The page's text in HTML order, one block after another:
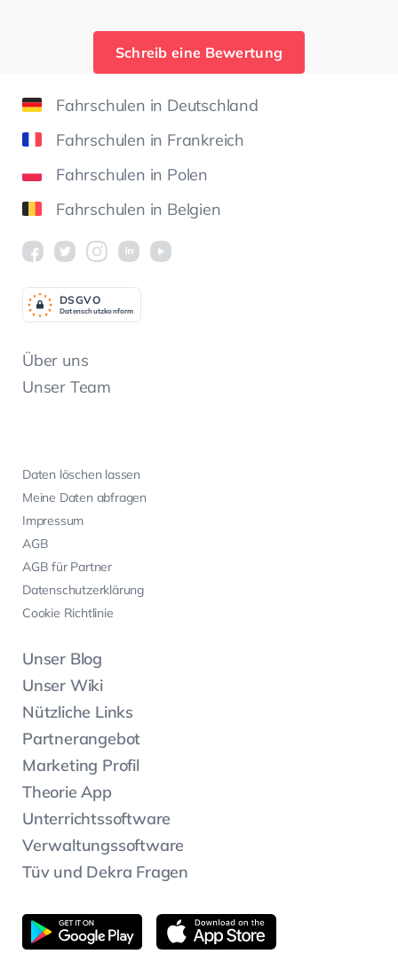
Schreib eine Bewertung
Fahrschulen in Deutschland
Fahrschulen in Frankreich
Fahrschulen in Polen
Fahrschulen in Belgien
Über uns
Unser Team
Daten löschen lassen
Meine Daten abfragen
Impressum
AGB
AGB für Partner
Datenschutzerklärung
Cookie Richtlinie
Unser Blog
Unser Wiki
Nützliche Links
Partnerangebot
Marketing Profil
Theorie App
Unterrichtssoftware
Verwaltungssoftware
Tüv und Dekra Fragen
Datenschutzkonform
DSGVO